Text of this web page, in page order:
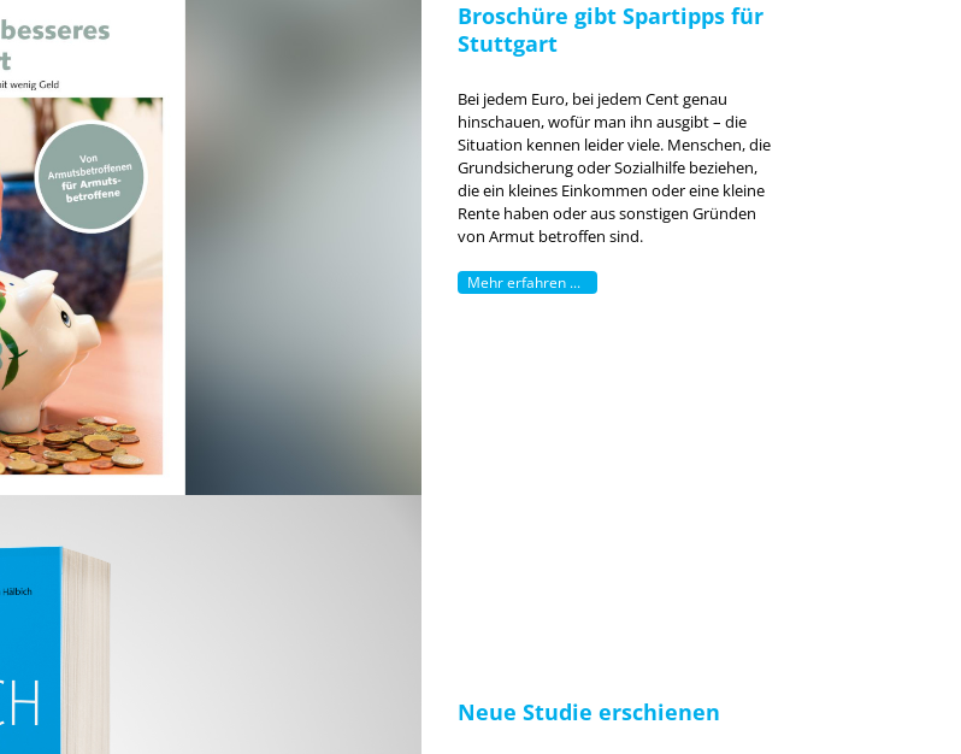
Broschüre gibt Spartipps für
Stuttgart
Bei jedem Euro, bei jedem Cent genau
hinschauen, wofür man ihn ausgibt – die
Situation kennen leider viele. Menschen, die
Grundsicherung oder Sozialhilfe beziehen,
die ein kleines Einkommen oder eine kleine
Rente haben oder aus sonstigen Gründen
von Armut betroffen sind.
Mehr erfahren ...
Neue Studie erschienen